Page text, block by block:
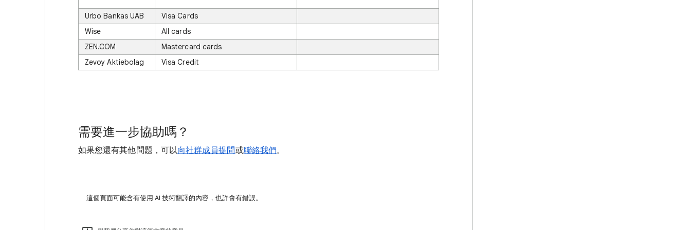
Urbo Bankas UAB
Visa Cards
Wise
All cards
ZEN.COM
Mastercard cards
Zevoy Aktiebolag
Visa Credit
需要進一步協助嗎？
如果您還有其他問題，可以向社群成員提問或聯絡我們。
這個頁面可能含有使用 AI 技術翻譯的內容，也許會有錯誤。